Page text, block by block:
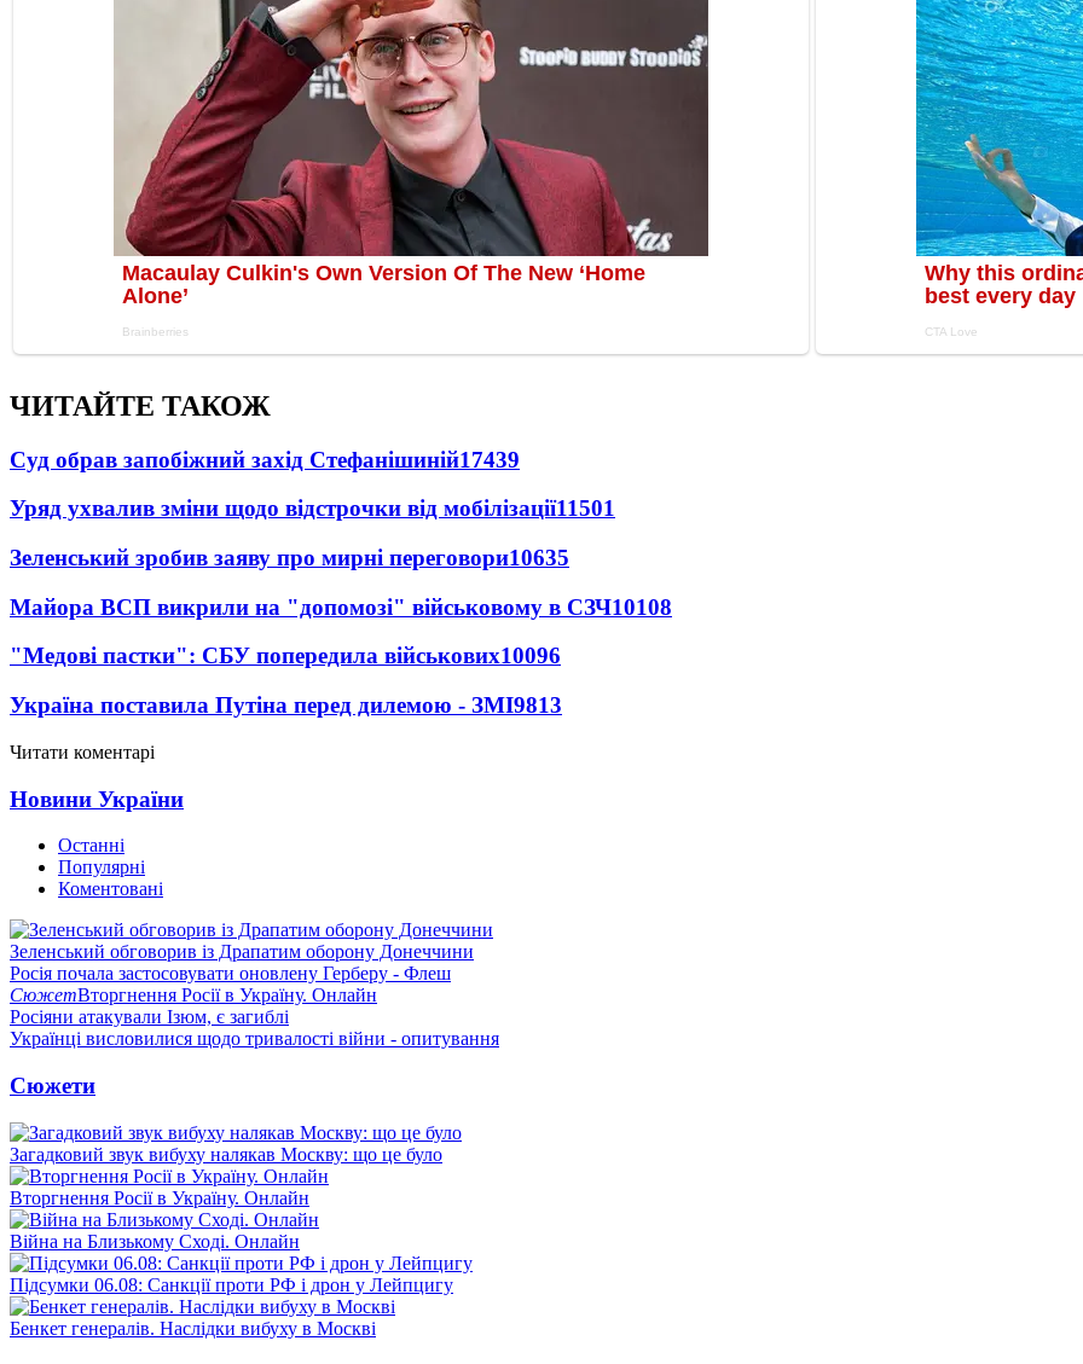
ЧИТАЙТЕ ТАКОЖ
Суд обрав запобіжний захід Стефанішиній17439
Уряд ухвалив зміни щодо відстрочки від мобілізації11501
Зеленський зробив заяву про мирні переговори10635
Майора ВСП викрили на "допомозі" військовому в СЗЧ10108
"Медові пастки": СБУ попередила військових10096
Україна поставила Путіна перед дилемою - ЗМІ9813
Читати коментарі
Новини України
Останні
Популярні
Коментовані
Зеленський обговорив із Драпатим оборону Донеччини
Росія почала застосовувати оновлену Герберу - Флеш
СюжетВторгнення Росії в Україну. Онлайн
Росіяни атакували Ізюм, є загиблі
Українці висловилися щодо тривалості війни - опитування
Сюжети
Загадковий звук вибуху налякав Москву: що це було
Вторгнення Росії в Україну. Онлайн
Війна на Близькому Сході. Онлайн
Підсумки 06.08: Санкції проти РФ і дрон у Лейпцигу
Бенкет генералів. Наслідки вибуху в Москві